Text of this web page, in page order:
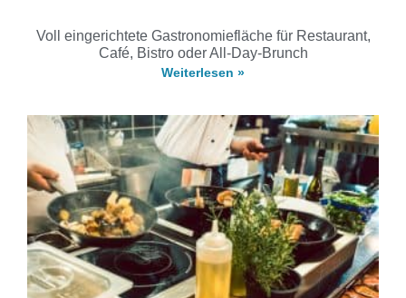
Voll eingerichtete Gastronomiefläche für Restaurant,
Café, Bistro oder All-Day-Brunch
Weiterlesen »